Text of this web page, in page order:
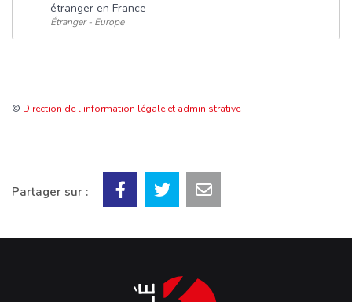
étranger en France
Étranger - Europe
© Direction de l'information légale et administrative
Partager sur :